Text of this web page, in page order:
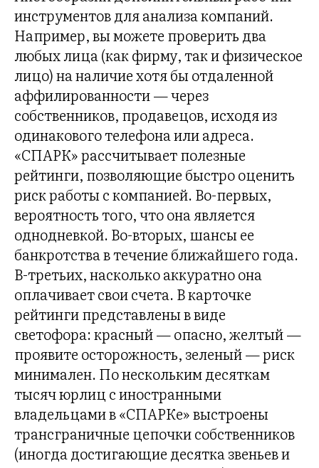
инструментов для анализа компаний.
Например, вы можете проверить два
любых лица (как фирму, так и физическое
лицо) на наличие хотя бы отдаленной
аффилированности — через
собственников, продавецов, исходя из
одинакового телефона или адреса.
«СПАРК» рассчитывает полезные
рейтинги, позволяющие быстро оценить
риск работы с компанией. Во-первых,
вероятность того, что она является
однодневкой. Во-вторых, шансы ее
банкротства в течение ближайшего года.
В-третьих, насколько аккуратно она
оплачивает свои счета. В карточке
рейтинги представлены в виде
светофора: красный — опасно, желтый —
проявите осторожность, зеленый — риск
минимален. По нескольким десяткам
тысяч юрлиц с иностранными
владельцами в «СПАРКе» выстроены
трансграничные цепочки собственников
(иногда достигающие десятка звеньев и